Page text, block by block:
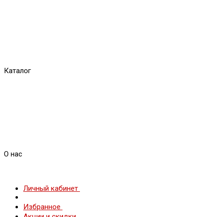
Каталог
О нас
Личный кабинет
Избранное